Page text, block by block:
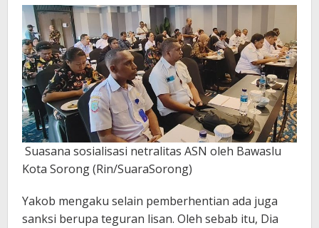
Suasana sosialisasi netralitas ASN oleh Bawaslu
Kota Sorong (Rin/SuaraSorong)
Yakob mengaku selain pemberhentian ada juga
sanksi berupa teguran lisan. Oleh sebab itu, Dia